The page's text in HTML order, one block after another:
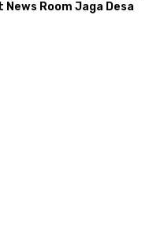
Room Jaga Desa